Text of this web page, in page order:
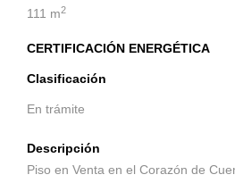
111 m2
CERTIFICACIÓN ENERGÉTICA
Clasificación
En trámite
Descripción
Piso en Venta en el Corazón de